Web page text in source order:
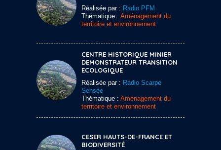
Réalisée par : Radio PFM
Thématique : Aménagement du
territoire et environnement
CENTRE HISTORIQUE MINIER
DEMONSTRATEUR TRANSITION
ECOLOGIQUE
Réalisée par : Radio Scarpe
Sensée
Thématique : Aménagement du
territoire et environnement
CESER HAUTS-DE-FRANCE ET
BIODIVERSITÉ